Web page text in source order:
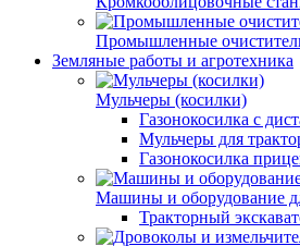
Промышленные
Земляные работы и агротехника
Мульчеры (косилки)
Газонокосилка с
Мульчеры для
Газонокосилка
Машины и оборудование
Тракторный